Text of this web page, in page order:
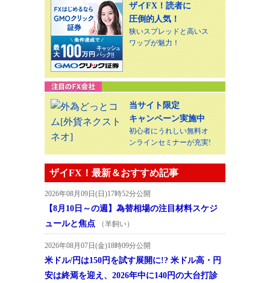
ザイFX！読者に
圧倒的人気！
狭いスプレッドと高いス
ワップが魅力！
当サイト限定
キャンペーン実施中
初心者にうれしい無料オ
ンラインセミナーが充実!
ザイFX！最新＆おすすめ記事
2026年08月09日(日)17時52分公開
【8月10日～の週】為替相場の注目材料スケジ
ュールと焦点
（羊飼い）
2026年08月07日(金)18時09分公開
米ドル/円は150円を試す展開に!? 米ドル高・円
安は終焉を迎え、2026年中に140円の大台打診